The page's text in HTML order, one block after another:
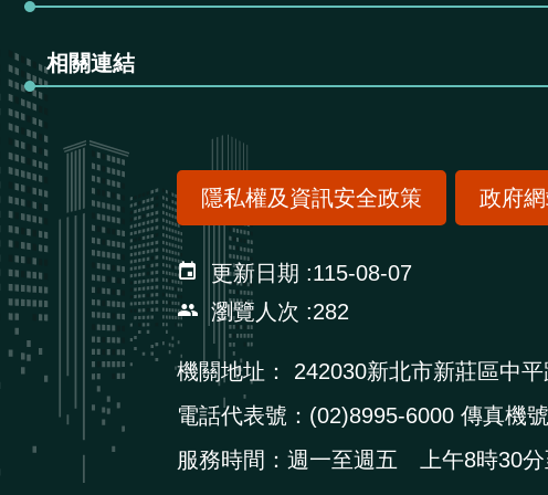
相關連結
隱私權及資訊安全政策 政府
更新日期
115-08-07
瀏覽人次
282
機關地址：
242030新北市新莊區中
電話代表號：(02)8995-6000 傳真機
服務時間：週一至週五 上午8時30